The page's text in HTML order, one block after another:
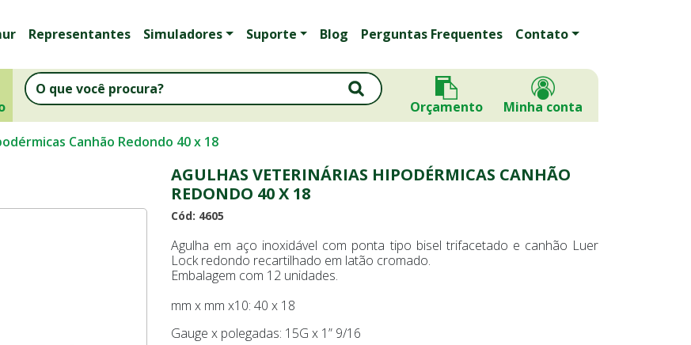
Representantes Simuladores Suporte Blog Perguntas Frequentes Contato
Orçamento Minha conta
Canhão Redondo 40 x 18
AGULHAS VETERINÁRIAS HIPODÉRMICAS CANHÃO
REDONDO 40 X 18
Cód: 4605
Agulha em aço inoxidável com ponta tipo bisel trifacetado e canhão Luer
Lock redondo recartilhado em latão cromado.
Embalagem com 12 unidades.
mm x mm x10: 40 x 18
Gauge x polegadas: 15G x 1” 9/16